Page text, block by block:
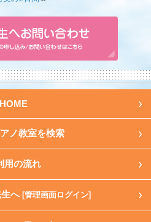
HOME
ノ教室を検索
用の流れ
生へ [管理画面ログイン]